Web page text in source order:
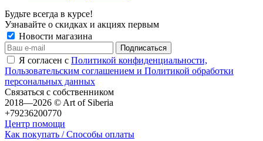
Будьте всегда в курсе!
Узнавайте о скидках и акциях первым
Новости магазина
Я согласен с Политикой конфиденциальности,
Пользовательским соглашением и Политикой обработки
персональных данных
Связаться с собственником
2018—2026 © Art of Siberia
+79236200770
Центр помощи
Как покупать / Способы оплаты